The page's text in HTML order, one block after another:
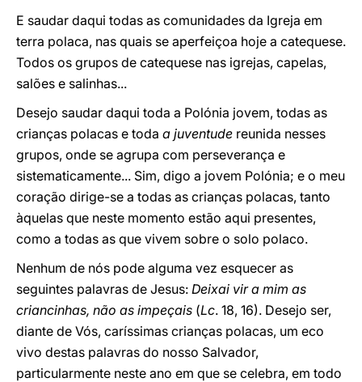
E saudar daqui todas as comunidades da Igreja em
terra polaca, nas quais se aperfeiçoa hoje a catequese.
Todos os grupos de catequese nas igrejas, capelas,
salões e salinhas...
Desejo saudar daqui toda a Polónia jovem, todas as
crianças polacas e toda a juventude reunida nesses
grupos, onde se agrupa com perseverança e
sistematicamente... Sim, digo a jovem Polónia; e o meu
coração dirige-se a todas as crianças polacas, tanto
àquelas que neste momento estão aqui presentes,
como a todas as que vivem sobre o solo polaco.
Nenhum de nós pode alguma vez esquecer as
seguintes palavras de Jesus: Deixai vir a mim as
criancinhas, não as impeçais (Lc. 18, 16). Desejo ser,
diante de Vós, caríssimas crianças polacas, um eco
vivo destas palavras do nosso Salvador,
particularmente neste ano em que se celebra, em todo